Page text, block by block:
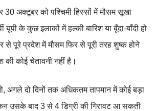
30 अक्टूबर को पश्चिमी हिस्सों में मौसम सूखा
यूपी के कुछ इलाकों में हल्की बारिश या बूँदा-बाँदी हो
पूरे प्रदेश में मौसम फिर से पूरी तरह शुष्क होने
की कोई चेतावनी नहीं है।
अगले दो दिनों तक अधिकतम तापमान में कोई बड़ा
उसके बाद 3 से 4 डिग्री की गिरावट आ सकती